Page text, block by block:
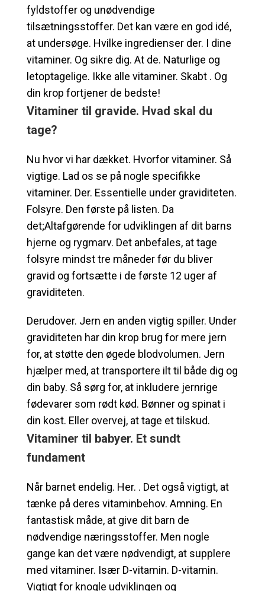
fyldstoffer og unødvendige
tilsætningsstoffer. Det kan være en god idé,
at undersøge. Hvilke ingredienser der. I dine
vitaminer. Og sikre dig. At de. Naturlige og
letoptagelige. Ikke alle vitaminer. Skabt . Og
din krop fortjener de bedste!
Vitaminer til gravide. Hvad skal du
tage?
Nu hvor vi har dækket. Hvorfor vitaminer. Så
vigtige. Lad os se på nogle specifikke
vitaminer. Der. Essentielle under graviditeten.
Folsyre. Den første på listen. Da
det;Altafgørende for udviklingen af dit barns
hjerne og rygmarv. Det anbefales, at tage
folsyre mindst tre måneder før du bliver
gravid og fortsætte i de første 12 uger af
graviditeten.
Derudover. Jern en anden vigtig spiller. Under
graviditeten har din krop brug for mere jern
for, at støtte den øgede blodvolumen. Jern
hjælper med, at transportere ilt til både dig og
din baby. Så sørg for, at inkludere jernrige
fødevarer som rødt kød. Bønner og spinat i
din kost. Eller overvej, at tage et tilskud.
Vitaminer til babyer. Et sundt
fundament
Når barnet endelig. Her. . Det også vigtigt, at
tænke på deres vitaminbehov. Amning. En
fantastisk måde, at give dit barn de
nødvendige næringsstoffer. Men nogle
gange kan det være nødvendigt, at supplere
med vitaminer. Især D-vitamin. D-vitamin.
Vigtigt for knogle udviklingen og